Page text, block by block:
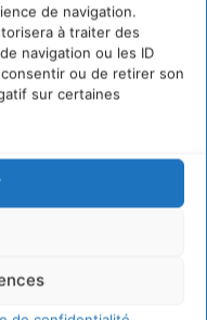
de navigation.
à traiter des
navigation ou les ID
ou de retirer son
sur certaines